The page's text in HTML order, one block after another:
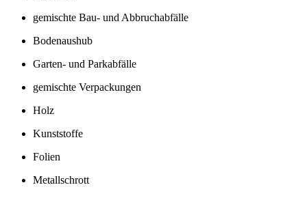
gemischte Bau- und Abbruchabfälle
Bodenaushub
Garten- und Parkabfälle
gemischte Verpackungen
Holz
Kunststoffe
Folien
Metallschrott